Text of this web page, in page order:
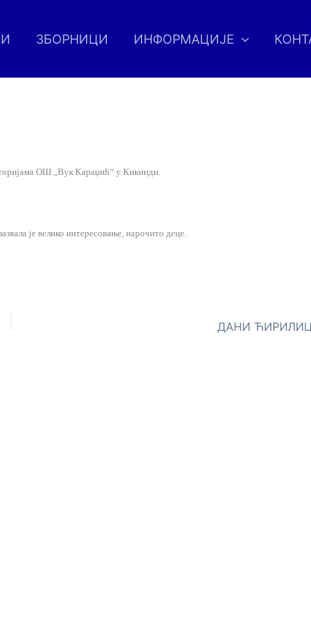
ЗБОРНИЦИ ИНФОРМАЦИЈЕ
ОШ „Вук Караџић“ у Кикинди.
је велико интересовање, нарочито деце.
ДАНИ